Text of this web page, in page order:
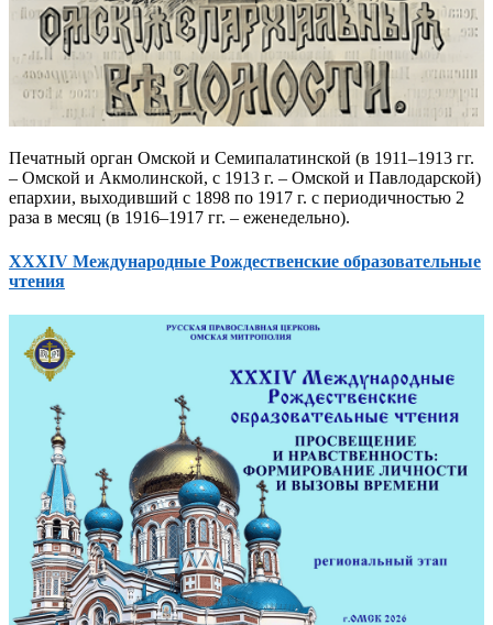
Печатный орган Омской и Семипалатинской (в 1911–1913 гг.
– Омской и Акмолинской, с 1913 г. – Омской и Павлодарской)
епархии, выходивший с 1898 по 1917 г. с периодичностью 2
раза в месяц (в 1916–1917 гг. – еженедельно).
XXXIV Международные Рождественские образовательные
чтения